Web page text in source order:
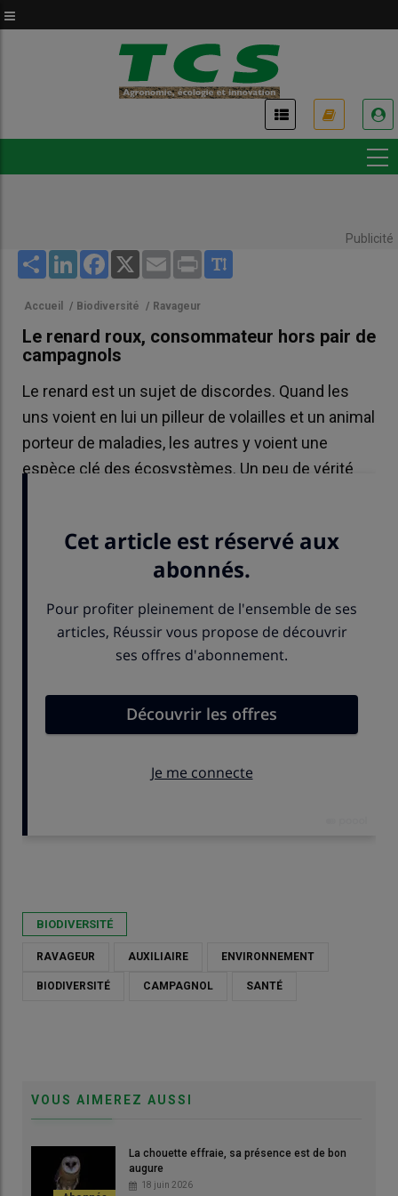
Aller
au
Publicité
Share LinkedInFacebook
X Email Print
Accueil / Biodiversité / Ravageur
Le renard roux, consommateur hors pair de
campagnols
Le renard est un sujet de discordes. Quand les
uns voient en lui un pilleur de volailles et un animal
porteur de maladies, les autres y voient une
espèce clé des écosystèmes. Un peu de vérité
Renard chassant le campagnol terrestre ou rat taupier (on voit
ses "taupinières" sous la neige), campagnol particulièrement
BIODIVERSITÉ
RAVAGEUR AUXILIAIRE ENVIRONNEMENT
BIODIVERSITÉ CAMPAGNOL SANTÉ
VOUS AIMEREZ AUSSI
La chouette effraie, sa présence est de bon
augure
18 juin 2026